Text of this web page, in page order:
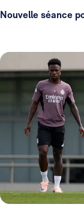
Nouvelle séance